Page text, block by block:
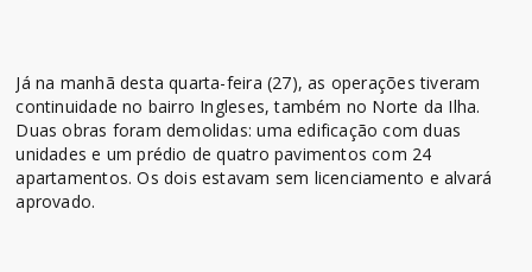
Já na manhã desta quarta-feira (27), as operações tiveram
continuidade no bairro Ingleses, também no Norte da Ilha.
Duas obras foram demolidas: uma edificação com duas
unidades e um prédio de quatro pavimentos com 24
apartamentos. Os dois estavam sem licenciamento e alvará
aprovado.